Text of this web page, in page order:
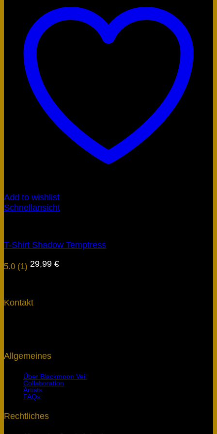
Add to wishlist
Schnellansicht
T-Shirt Shadow Temptress
5.0 (1) 29,99 €
Kontakt
Allgemeines
Über Blackmoon Veil
Collaboration
Artists
FAQs
Rechtliches